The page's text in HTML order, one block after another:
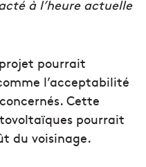
à l’heure actuelle
pourrait
l’acceptabilité
Cette
pourrait
du voisinage.